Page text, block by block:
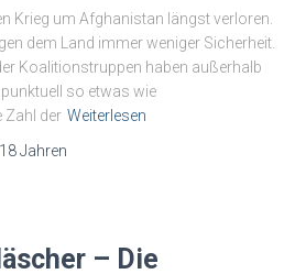
Krieg um Afghanistan längst verloren.
dem Land immer weniger Sicherheit.
Koalitionstruppen haben außerhalb
so etwas wie
Zahl der Weiterlesen
18 Jahren
– Die